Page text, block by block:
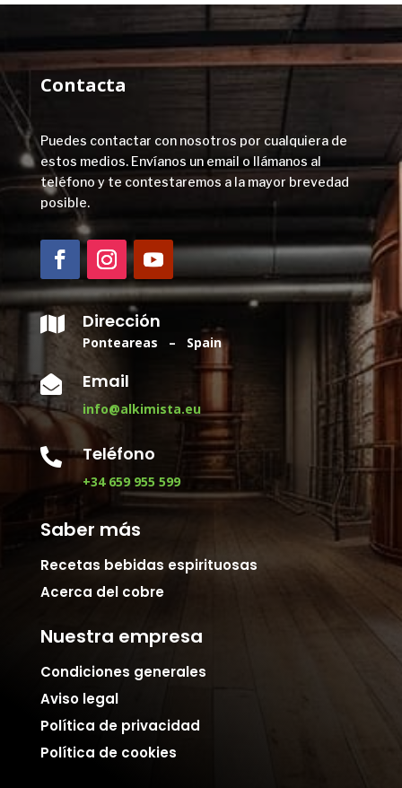
Contacta
Puedes contactar con nosotros por cualquiera de
estos medios. Envíanos un email o llámanos al
teléfono y te contestaremos a la mayor brevedad
posible.
 Dirección
Ponteareas – Spain
 Email
info@alkimista.eu
 Teléfono
+34 659 955 599
Saber más
Recetas bebidas espirituosas
Acerca del cobre
Nuestra empresa
Condiciones generales
Aviso legal
Política de privacidad
Política de cookies